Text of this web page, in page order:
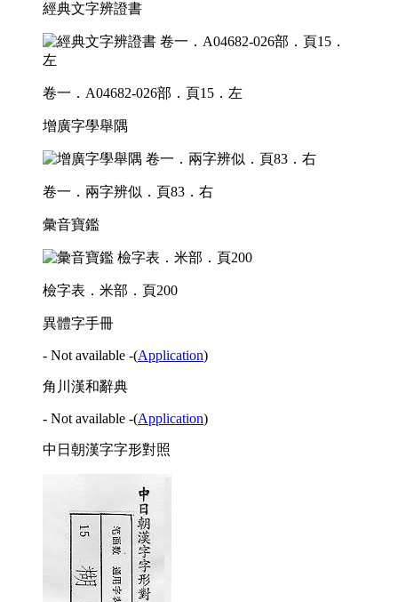
經典文字辨證書
卷一．A04682-026部．頁15．左
增廣字學舉隅
卷一．兩字辨似．頁83．右
彙音寶鑑
檢字表．米部．頁200
異體字手冊
- Not available -(Application)
角川漢和辭典
- Not available -(Application)
中日朝漢字字形對照